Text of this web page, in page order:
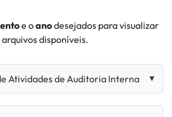
e oanodesejados para visualizar
arquivos disponíveis.